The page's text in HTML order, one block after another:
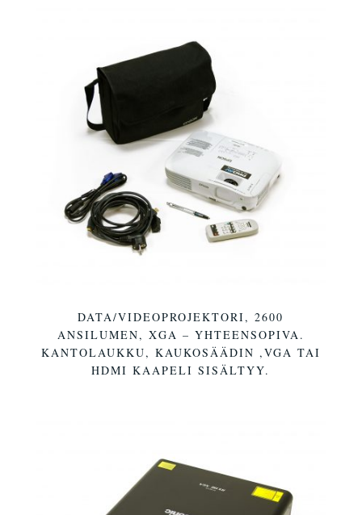
DATA/VIDEOPROJEKTORI, 2600
ANSILUMEN, XGA – YHTEENSOPIVA.
KANTOLAUKKU, KAUKOSÄÄDIN ,VGA TAI
HDMI KAAPELI SISÄLTYY.